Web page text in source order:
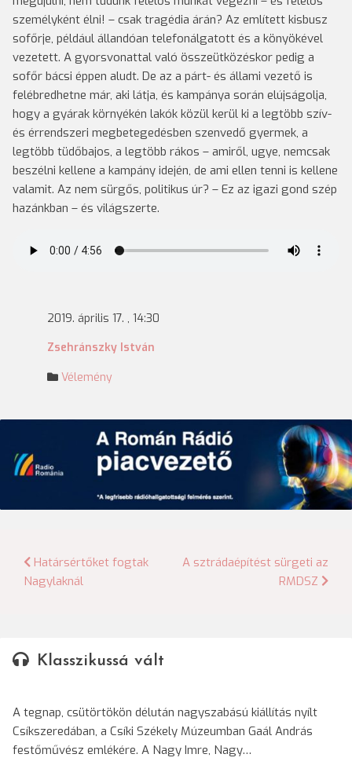
személyként élni! – csak tragédia árán? Az említett kisbusz
sofőrje, például állandóan telefonálgatott és a könyökével
vezetett. A gyorsvonattal való összeütközéskor pedig a
sofőr bácsi éppen aludt. De az a párt- és állami vezető is
felébredhetne már, aki látja, és kampánya során elújságolja,
hogy a gyárak környékén lakók közül kerül ki a legtöbb szív-
és érrendszeri megbetegedésben szenvedő gyermek, a
legtöbb tüdőbajos, a legtöbb rákos – amiről, ugye, nemcsak
beszélni kellene a kampány idején, de ami ellen tenni is kellene
valamit. Az nem sürgős, politikus úr? – Ez az igazi gond szép
hazánkban – és világszerte.
2019. április 17. , 14:30
Zsehránszky István
Vélemény
Bejegyzés
navigáció
Határsértőket fogtak
Nagylaknál
A sztrádaépítést sürgeti az
RMDSZ
Klasszikussá vált
A tegnap, csütörtökön délután nagyszabású kiállítás nyílt
Csíkszeredában, a Csíki Székely Múzeumban Gaál András
festőművész emlékére. A Nagy Imre, Nagy…